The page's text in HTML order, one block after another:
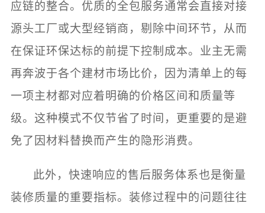
应链的整合。优质的全包服务通常会直接对接
源头工厂或大型经销商，剔除中间环节，从而
在保证环保达标的前提下控制成本。业主无需
再奔波于各个建材市场比价，因为清单上的每
一项主材都对应着明确的价格区间和质量等
级。这种模式不仅节省了时间，更重要的是避
免了因材料替换而产生的隐形消费。
此外，快速响应的售后服务体系也是衡量
装修质量的重要指标。装修过程中的问题往往